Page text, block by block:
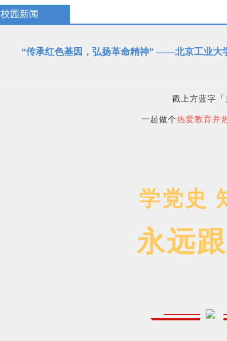
校园新闻
“传承红色基因，弘扬革命精神” ——北京工业大
戳上方蓝字「
一起做个热爱教育并
学党史
永远